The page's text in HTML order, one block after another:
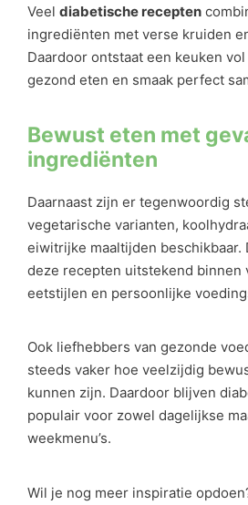
Veel diabetische recepten
ingrediënten met verse kruiden
Daardoor ontstaat een keuken
gezond eten en smaak perfect
Bewust eten met
ingrediënten
Daarnaast zijn er tegenwoordig
vegetarische varianten,
eiwitrijke maaltijden beschikbaar.
deze recepten uitstekend binnen
eetstijlen en persoonlijke
Ook liefhebbers van gezonde
steeds vaker hoe veelzijdig
kunnen zijn. Daardoor blijven
populair voor zowel dagelijkse
weekmenu’s.
Wil je nog meer inspiratie